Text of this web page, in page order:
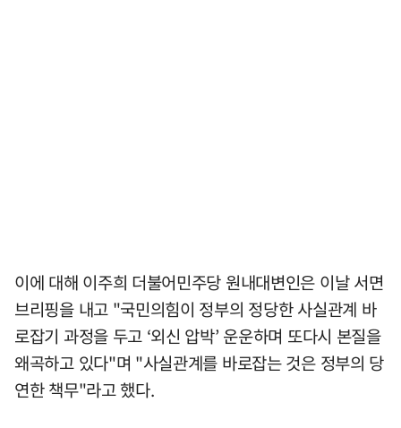
이에 대해 이주희 더불어민주당 원내대변인은 이날 서면
브리핑을 내고 "국민의힘이 정부의 정당한 사실관계 바
로잡기 과정을 두고 ‘외신 압박’ 운운하며 또다시 본질을
왜곡하고 있다"며 "사실관계를 바로잡는 것은 정부의 당
연한 책무"라고 했다.